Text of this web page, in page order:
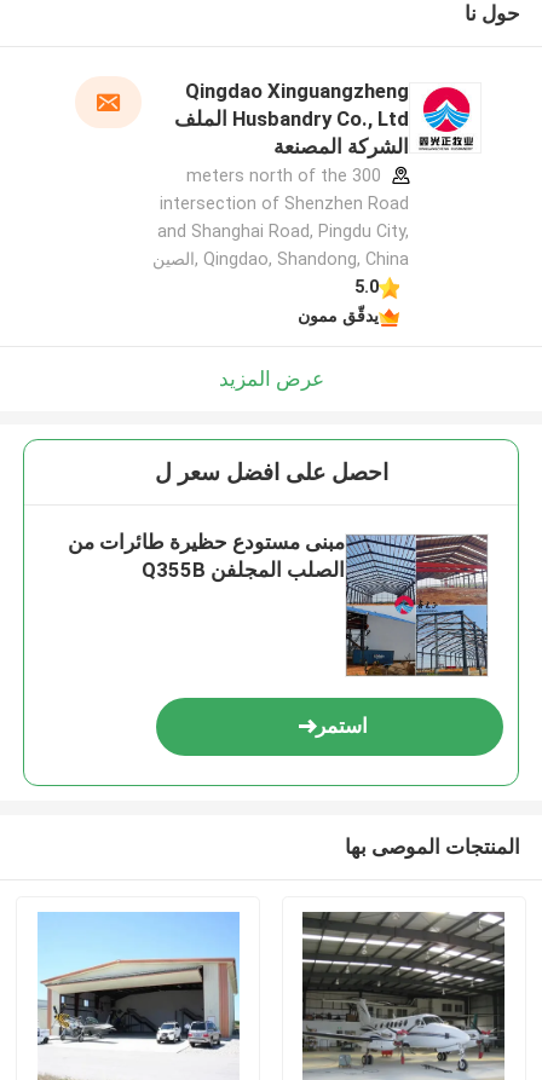
حول نا
Qingdao Xinguangzheng
Husbandry Co., Ltd الملف
الشركة المصنعة
300 meters north of the
intersection of Shenzhen Road
and Shanghai Road, Pingdu City,
Qingdao, Shandong, China ,الصين
5.0
يدقّق ممون
عرض المزيد
احصل على افضل سعر ل
مبنى مستودع حظيرة طائرات من
الصلب المجلفن Q355B
استمر
المنتجات الموصى بها